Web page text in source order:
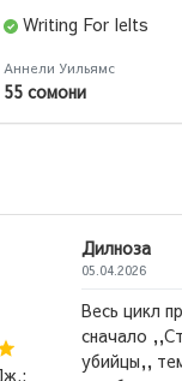
Writing For Ielts
Аннели Уильямс
55 сомони
Роберт Кийосаки: